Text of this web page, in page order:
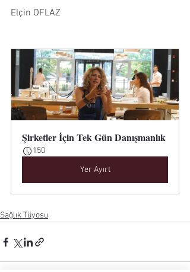
Elçin OFLAZ
Şirketler İçin Tek Gün Danışmanlık
150
Yer Ayırt
Sağlık Tüyosu